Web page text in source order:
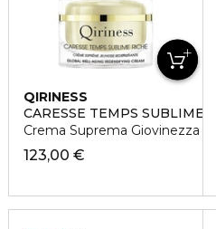
QIRINESS
CARESSE TEMPS SUBLIME
Crema Suprema Giovinezza
123,00 €